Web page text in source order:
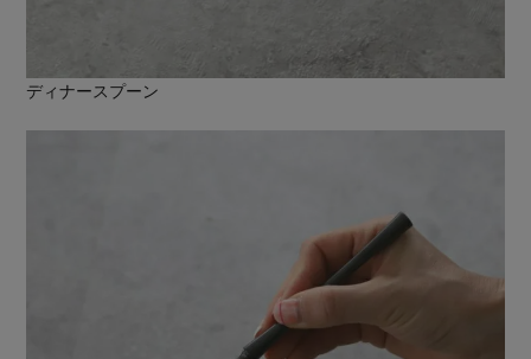
ディナースプーン